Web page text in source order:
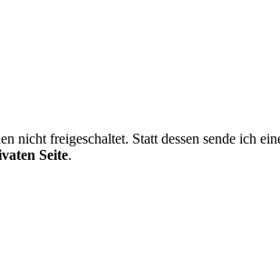
nicht freigeschaltet. Statt dessen sende ich
Seite.